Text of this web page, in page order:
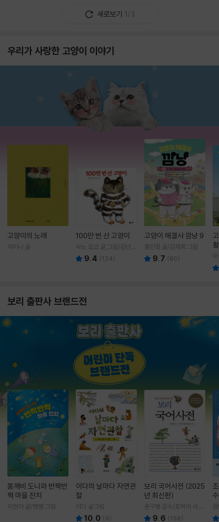
새로보기 1/3
우리가 사랑한 고양이 이야기
고양이의 노래
이미나 글
100만 번 산 고양이
사노 요코 글,그림/김난주
역 9.4 (124)
고양이 해결사 깜냥 9
홍민정 글/김재희 그림
9.7 (60)
보리 출판사 브랜드전
똥깨비 도니와 반짝반
짝 마을 잔치
이현아 글/핸짱 그림
이다의 날마다 자연관
찰
이다 글그림
10.0 (9)
보리 국어사전 (2025
년 최신판)
윤구병 감수/토박이 사전
편찬실 편
9.6 (158)